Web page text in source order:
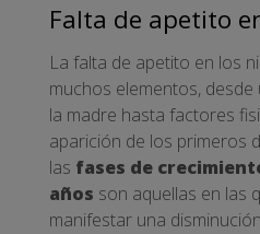
Falta de apetito
La falta de apetito en los
muchos elementos,
la madre hasta factores
aparición de los primeros
las fases de
años son aquellas en las
manifestar una